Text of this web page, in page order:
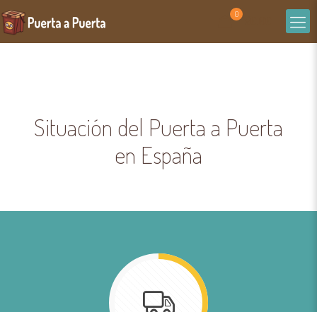
0
Situación del Puerta a Puerta
en España